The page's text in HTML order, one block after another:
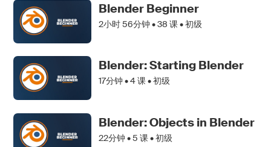
Blender Beginner
2小时 56分钟 •38 课 • 初级
Blender: Starting Blender
17分钟 •4课 • 初级
Blender: Objects in Blender
22分钟 •5 课 • 初级